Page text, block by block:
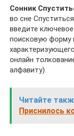
Сонник
во сне
введите
поисковую форму
онлайн
алфавиту).
Читайте
Приснилось